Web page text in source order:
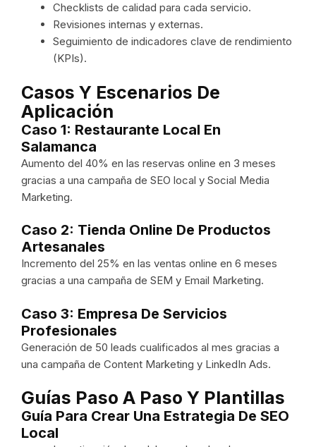
Checklists de calidad para cada servicio.
Revisiones internas y externas.
Seguimiento de indicadores clave de rendimiento
(KPIs).
Casos Y Escenarios De
Aplicación
Caso 1: Restaurante Local En
Salamanca
Aumento del 40% en las reservas online en 3 meses
gracias a una campaña de SEO local y Social Media
Marketing.
Caso 2: Tienda Online De Productos
Artesanales
Incremento del 25% en las ventas online en 6 meses
gracias a una campaña de SEM y Email Marketing.
Caso 3: Empresa De Servicios
Profesionales
Generación de 50 leads cualificados al mes gracias a
una campaña de Content Marketing y LinkedIn Ads.
Guías Paso A Paso Y Plantillas
Guía Para Crear Una Estrategia De SEO
Local